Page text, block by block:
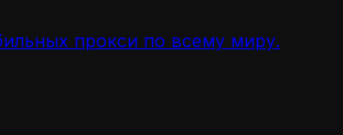
прокси по всему миру.